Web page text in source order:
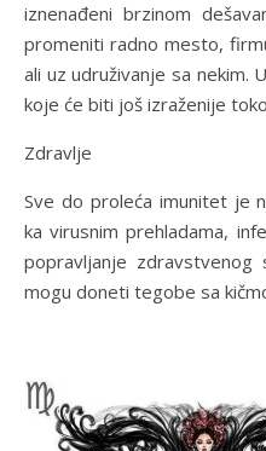
iznenađeni brzinom
promeniti radno mesto,
ali uz udruživanje sa nekim.
koje će biti još izraženije
Zdravlje
Sve do proleća imunitet je
ka virusnim prehladama,
popravljanje zdravstvenog
mogu doneti tegobe sa